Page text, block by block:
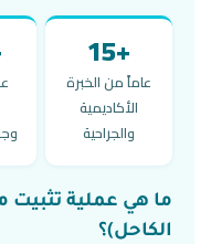
+15
عاماً من الخبرة
الأكاديمية
والجراحية
ما هي عملية تثبيت
الكاحل)؟